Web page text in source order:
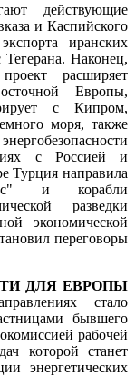
действующие
и Каспийского
иранских
Тегерана. Наконец,
расширяет
Европы,
с Кипром,
моря, также
с Россией и
Турция направила
и корабли
разведки
экономической
переговоры
ДЛЯ ЕВРОПЫ
стало
бывшего
рабочей
которой станет
энергетических